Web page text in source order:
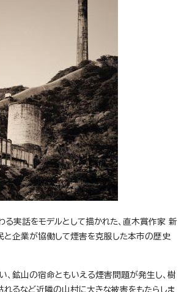
る実話をモデルとして描かれた、直木賞作家 新
と企業が協働して煙害を克服した本市の歴史
、鉱山の宿命ともいえる煙害問題が発生し、樹
れるなど近隣の山村に大きな被害をもたらしま